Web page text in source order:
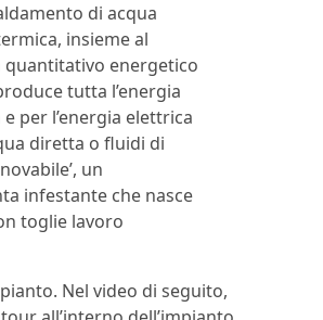
di acqua
insieme al
quantitativo energetico
tutta l’energia
per l’energia elettrica
diretta o fluidi di
un
infestante che nasce
toglie lavoro
Nel video di seguito,